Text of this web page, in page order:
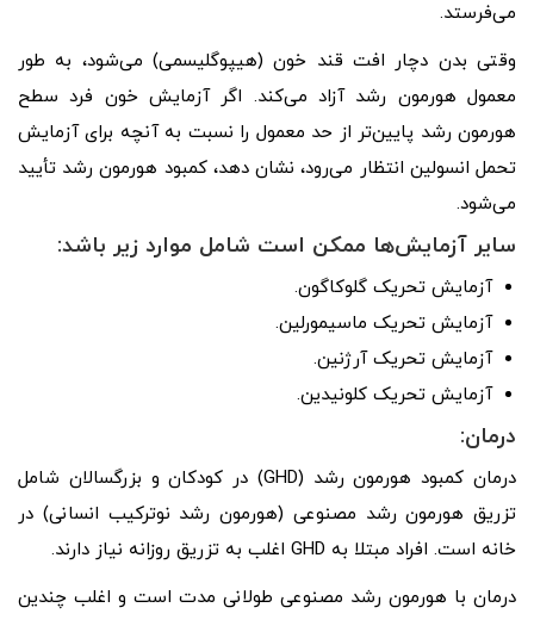
می‌فرستد.
وقتی بدن دچار افت قند خون (هیپوگلیسمی) می‌شود، به طور
معمول هورمون رشد آزاد می‌کند. اگر آزمایش خون فرد سطح
هورمون رشد پایین‌تر از حد معمول را نسبت به آنچه برای آزمایش
تحمل انسولین انتظار می‌رود، نشان دهد، کمبود هورمون رشد تأیید
می‌شود.
سایر آزمایش‌ها ممکن است شامل موارد زیر باشد:
آزمایش تحریک گلوکاگون.
آزمایش تحریک ماسیمورلین.
آزمایش تحریک آرژنین.
آزمایش تحریک کلونیدین.
درمان:
درمان کمبود هورمون رشد (GHD) در کودکان و بزرگسالان شامل
تزریق هورمون رشد مصنوعی (هورمون رشد نوترکیب انسانی) در
خانه است. افراد مبتلا به GHD اغلب به تزریق روزانه نیاز دارند.
درمان با هورمون رشد مصنوعی طولانی مدت است و اغلب چندین